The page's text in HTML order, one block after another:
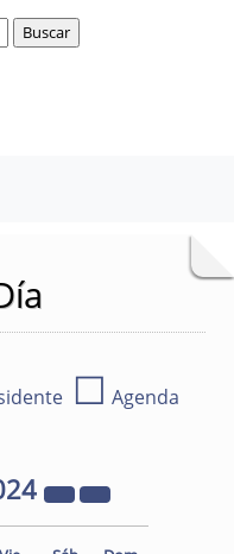
☐ Agenda